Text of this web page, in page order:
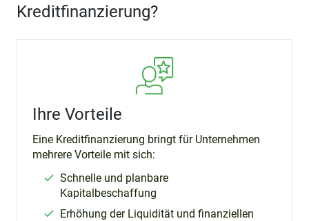
Kreditfinanzierung?
Ihre Vorteile
Eine Kreditfinanzierung bringt für Unternehmen
mehrere Vorteile mit sich:
Schnelle und planbare
Kapitalbeschaffung
Erhöhung der Liquidität und finanziellen